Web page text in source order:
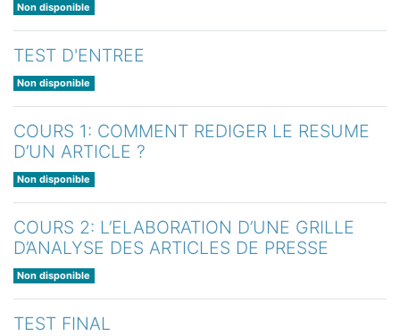
Non disponible
TEST D'ENTREE
Non disponible
COURS 1: COMMENT REDIGER LE RESUME
D’UN ARTICLE ?
Non disponible
COURS 2: L’ELABORATION D’UNE GRILLE
D’ANALYSE DES ARTICLES DE PRESSE
Non disponible
TEST FINAL